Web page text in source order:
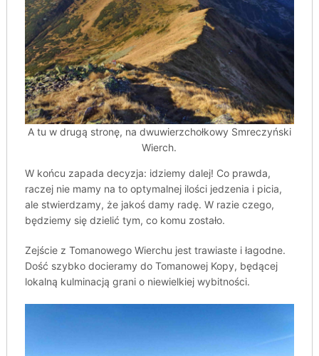
A tu w drugą stronę, na dwuwierzchołkowy Smreczyński
Wierch.
W końcu zapada decyzja: idziemy dalej! Co prawda,
raczej nie mamy na to optymalnej ilości jedzenia i picia,
ale stwierdzamy, że jakoś damy radę. W razie czego,
będziemy się dzielić tym, co komu zostało.
Zejście z Tomanowego Wierchu jest trawiaste i łagodne.
Dość szybko docieramy do Tomanowej Kopy, będącej
lokalną kulminacją grani o niewielkiej wybitności.